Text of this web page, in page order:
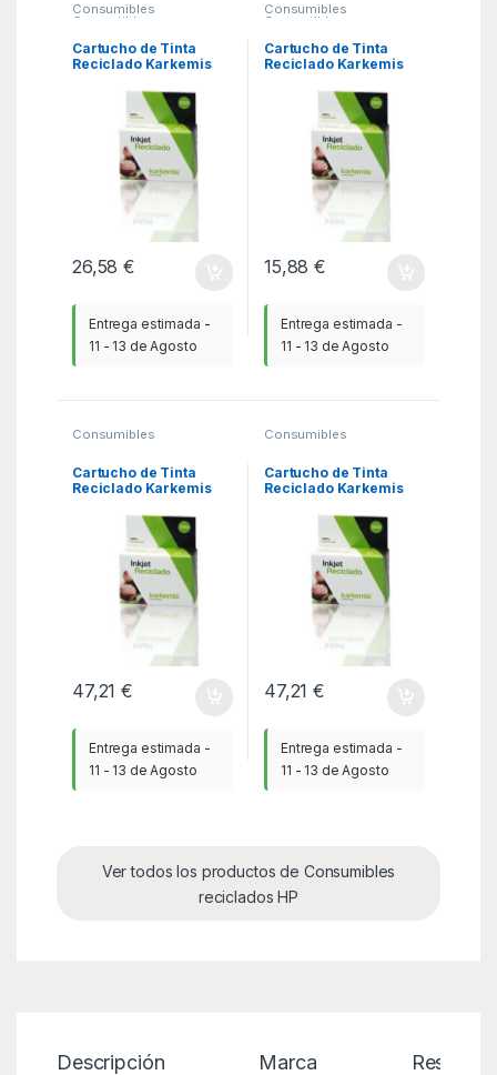
Consumibles
Compatibles
HP,KSA
Cartucho de Tinta
Reciclado Karkemis
Capacidad/ Cian
26,58€
Entrega estimada -
11 - 13 de Agosto
Consumibles
Compatibles
HP,KSA
Cartucho de Tinta
Reciclado Karkemis
Capacidad/ Negro
15,88€
Entrega estimada -
11 - 13 de Agosto
Consumibles
HP,KSA
Cartucho de Tinta
Reciclado Karkemis
Capacidad/ Negro
47,21€
Entrega estimada -
11 - 13 de Agosto
Consumibles
HP,KSA
Cartucho de Tinta
Reciclado Karkemis
Capacidad/ Tricolor
47,21€
Entrega estimada -
11 - 13 de Agosto
Ver todos los productos de Consumibles
reciclados HP
Descripción Marca Reseñas